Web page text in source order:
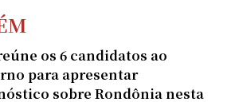
os 6 candidatos ao
para apresentar
sobre Rondônia nesta